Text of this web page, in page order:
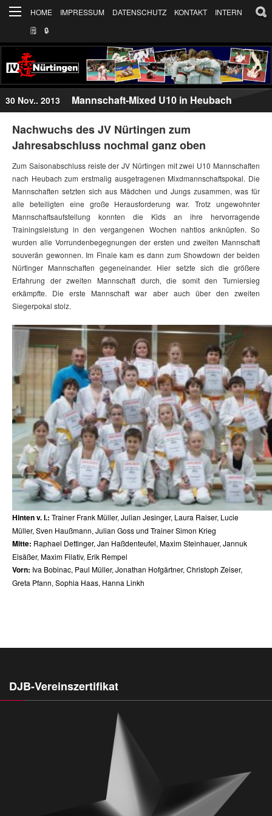
HOME IMPRESSUM DATENSCHUTZ KONTAKT
INTERN
🗒
🔒︎
30 Nov.. 2013 Mannschaft-Mixed U10 in Heubach
Nachwuchs des JV Nürtingen zum
Jahresabschluss nochmal ganz oben
Zum Saisonabschluss reiste der JV Nürtingen mit zwei U10 Mannschaften
nach Heubach zum erstmalig ausgetragenen Mixdmannschaftspokal. Die
Mannschaften setzten sich aus Mädchen und Jungs zusammen, was für
alle beteiligten eine große Herausforderung war. Trotz ungewohnter
Mannschaftsaufstellung konnten die Kids an ihre hervorragende
Trainingsleistung in den vergangenen Wochen nahtlos anknüpfen. So
wurden alle Vorrundenbegegnungen der ersten und zweiten Mannschaft
souverän gewonnen. Im Finale kam es dann zum Showdown der beiden
Nürtinger Mannschaften gegeneinander. Hier setzte sich die größere
Erfahrung der zweiten Mannschaft durch, die somit den Turniersieg
erkämpfte. Die erste Mannschaft war aber auch über den zweiten
Siegerpokal stolz.
Hinten v. l.: Trainer Frank Müller, Julian Jesinger, Laura Raiser, Lucie
Müller, Sven Haußmann, Julian Goss und Trainer Simon Krieg
Mitte: Raphael Dettinger, Jan Haßdenteufel, Maxim Steinhauer, Jannuk
Elsäßer, Maxim Filativ, Erik Rempel
Vorn: Iva Bobinac, Paul Müller, Jonathan Hofgärtner, Christoph Zeiser,
Greta Pfann, Sophia Haas, Hanna Linkh
DJB-Vereinszertifikat